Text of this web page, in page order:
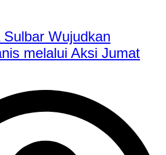
Wujudkan
melalui Aksi Jumat